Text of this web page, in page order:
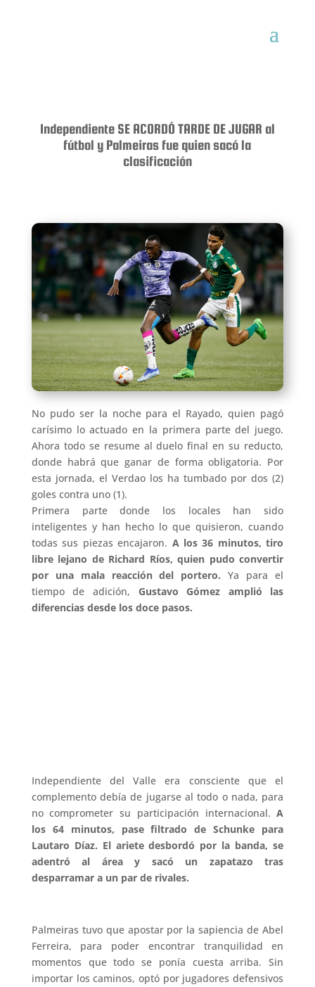
Independiente SE ACORDÓ TARDE DE JUGAR al
fútbol y Palmeiras fue quien sacó la
clasificación
No pudo ser la noche para el Rayado, quien pagó
carísimo lo actuado en la primera parte del juego.
Ahora todo se resume al duelo final en su reducto,
donde habrá que ganar de forma obligatoria. Por
esta jornada, el Verdao los ha tumbado por dos (2)
goles contra uno (1).
Primera parte donde los locales han sido
inteligentes y han hecho lo que quisieron, cuando
todas sus piezas encajaron. A los 36 minutos, tiro
libre lejano de Richard Ríos, quien pudo convertir
por una mala reacción del portero.Ya para el
tiempo de adición, Gustavo Gómez amplió las
diferencias desde los doce pasos.
Independiente del Valle era consciente que el
complemento debía de jugarse al todo o nada, para
no comprometer su participación internacional.A
los 64 minutos, pase filtrado de Schunke para
Lautaro Díaz. El ariete desbordó por la banda, se
adentró al área y sacó un zapatazo tras
desparramar a un par de rivales.
Palmeiras tuvo que apostar por la sapiencia de Abel
Ferreira, para poder encontrar tranquilidad en
momentos que todo se ponía cuesta arriba. Sin
importar los caminos, optó por jugadores defensivos